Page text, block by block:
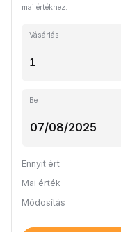
mai értékhez.
Vásárlás
Be
Ennyit ért
Mai érték
Módosítás